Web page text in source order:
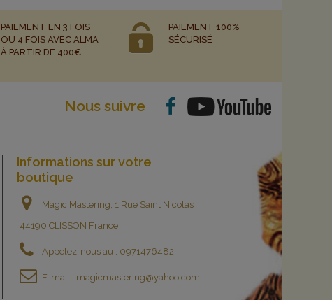
PAIEMENT EN 3 FOIS
OU 4 FOIS AVEC ALMA
À PARTIR DE 400€
PAIEMENT 100%
SÉCURISÉ
Nous suivre
Informations sur votre
boutique
Magic Mastering, 1 Rue Saint Nicolas
44190 CLISSON France
Appelez-nous au : 0971476482
E-mail : magicmastering@yahoo.com